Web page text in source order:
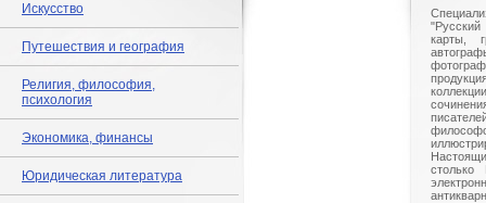
Искусство
Путешествия и география
Религия, философия,
психология
Экономика, финансы
Юридическая литература
"Русский
карты,
столько